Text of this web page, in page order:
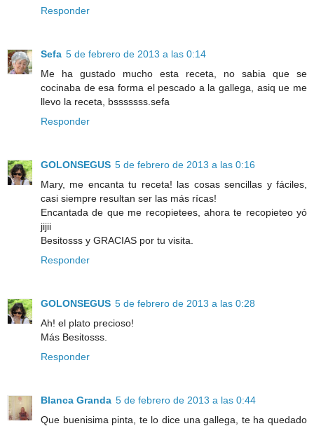
Responder
Sefa 5 de febrero de 2013 a las 0:14
Me ha gustado mucho esta receta, no sabia que se
cocinaba de esa forma el pescado a la gallega, asiq ue me
llevo la receta, bsssssss.sefa
Responder
GOLONSEGUS 5 de febrero de 2013 a las 0:16
Mary, me encanta tu receta! las cosas sencillas y fáciles,
casi siempre resultan ser las más rícas!
Encantada de que me recopietees, ahora te recopieteo yó
jijii
Besitosss y GRACIAS por tu visita.
Responder
GOLONSEGUS 5 de febrero de 2013 a las 0:28
Ah! el plato precioso!
Más Besitosss.
Responder
Blanca Granda 5 de febrero de 2013 a las 0:44
Que buenisima pinta, te lo dice una gallega, te ha quedado